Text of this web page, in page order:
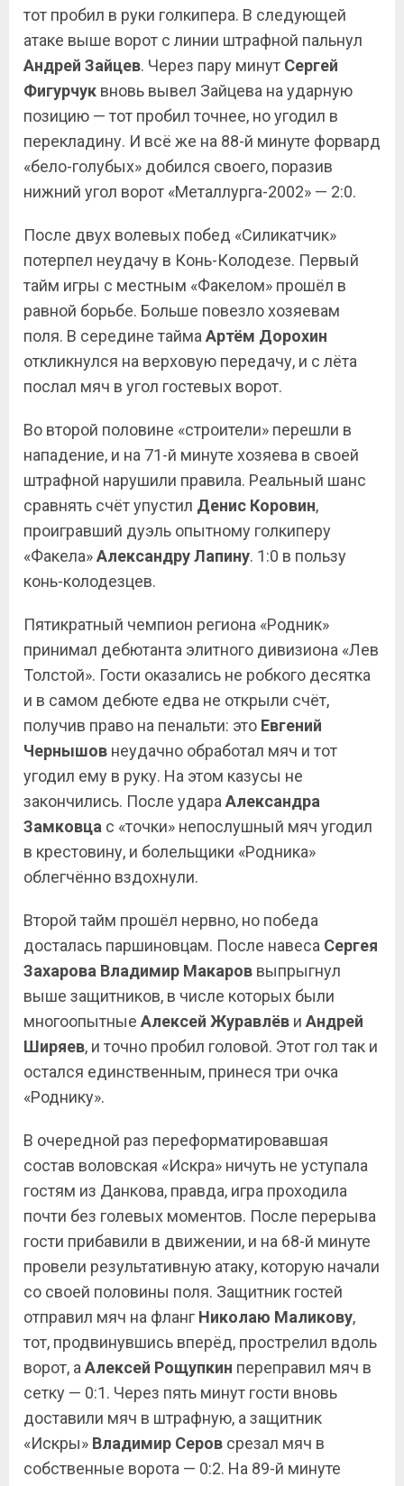
тот пробил в руки голкипера. В следующей
атаке выше ворот с линии штрафной пальнул
Андрей Зайцев. Через пару минут Сергей
Фигурчук вновь вывел Зайцева на ударную
позицию — тот пробил точнее, но угодил в
перекладину. И всё же на 88-й минуте форвард
«бело-голубых» добился своего, поразив
нижний угол ворот «Металлурга-2002» — 2:0.
После двух волевых побед «Силикатчик»
потерпел неудачу в Конь-Колодезе. Первый
тайм игры с местным «Факелом» прошёл в
равной борьбе. Больше повезло хозяевам
поля. В середине тайма Артём Дорохин
откликнулся на верховую передачу, и с лёта
послал мяч в угол гостевых ворот.
Во второй половине «строители» перешли в
нападение, и на 71-й минуте хозяева в своей
штрафной нарушили правила. Реальный шанс
сравнять счёт упустил Денис Коровин,
проигравший дуэль опытному голкиперу
«Факела»Александру Лапину. 1:0 в пользу
конь-колодезцев.
Пятикратный чемпион региона «Родник»
принимал дебютанта элитного дивизиона «Лев
Толстой». Гости оказались не робкого десятка
и в самом дебюте едва не открыли счёт,
получив право на пенальти: это Евгений
Чернышов неудачно обработал мяч и тот
угодил ему в руку. На этом казусы не
закончились. После удара Александра
Замковца с «точки» непослушный мяч угодил
в крестовину, и болельщики «Родника»
облегчённо вздохнули.
Второй тайм прошёл нервно, но победа
досталась паршиновцам. После навеса Сергея
Захарова Владимир Макаров выпрыгнул
выше защитников, в числе которых были
многоопытные Алексей Журавлёв и Андрей
Ширяев, и точно пробил головой. Этот гол так и
остался единственным, принеся три очка
«Роднику».
В очередной раз переформатировавшая
состав воловская «Искра» ничуть не уступала
гостям из Данкова, правда, игра проходила
почти без голевых моментов. После перерыва
гости прибавили в движении, и на 68-й минуте
провели результативную атаку, которую начали
со своей половины поля. Защитник гостей
отправил мяч на фланг Николаю Маликову,
тот, продвинувшись вперёд, прострелил вдоль
ворот, а Алексей Рощупкин переправил мяч в
сетку — 0:1. Через пять минут гости вновь
доставили мяч в штрафную, а защитник
«Искры» Владимир Серов срезал мяч в
собственные ворота — 0:2. На 89-й минуте